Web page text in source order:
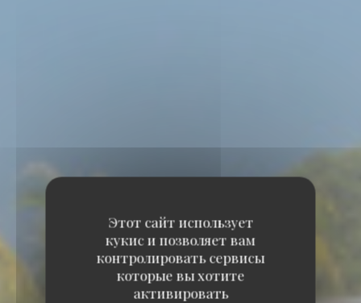
Этот сайт использует
кукис и позволяет вам
контролировать сервисы
которые вы хотите
активировать